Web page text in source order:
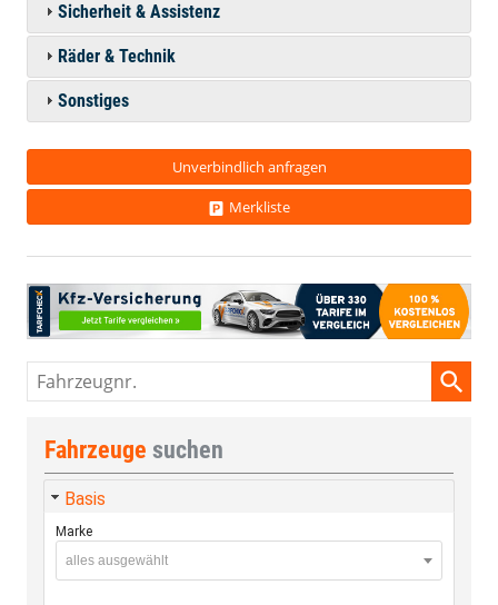
Sicherheit & Assistenz
Räder & Technik
Sonstiges
Unverbindlich anfragen
Merkliste
Fahrzeugnr.
Fahrzeuge suchen
Basis
Marke
alles ausgewählt